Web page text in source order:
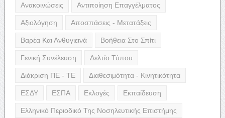
Ανακοινώσεις Αντιποίηση Επαγγέλματος
Αξιολόγηση Αποσπάσεις - Μετατάξεις
Βαρέα Και Ανθυγιεινά Βοήθεια Στο Σπίτι
Γενική Συνέλευση Δελτίο Τύπου
Διάκριση ΠΕ - ΤΕ Διαθεσιμότητα - Κινητικότητα
ΕΣΔΥ ΕΣΠΑ Εκλογές Εκπαίδευση
Ελληνικό Περιοδικό Της Νοσηλευτικής Επιστήμης